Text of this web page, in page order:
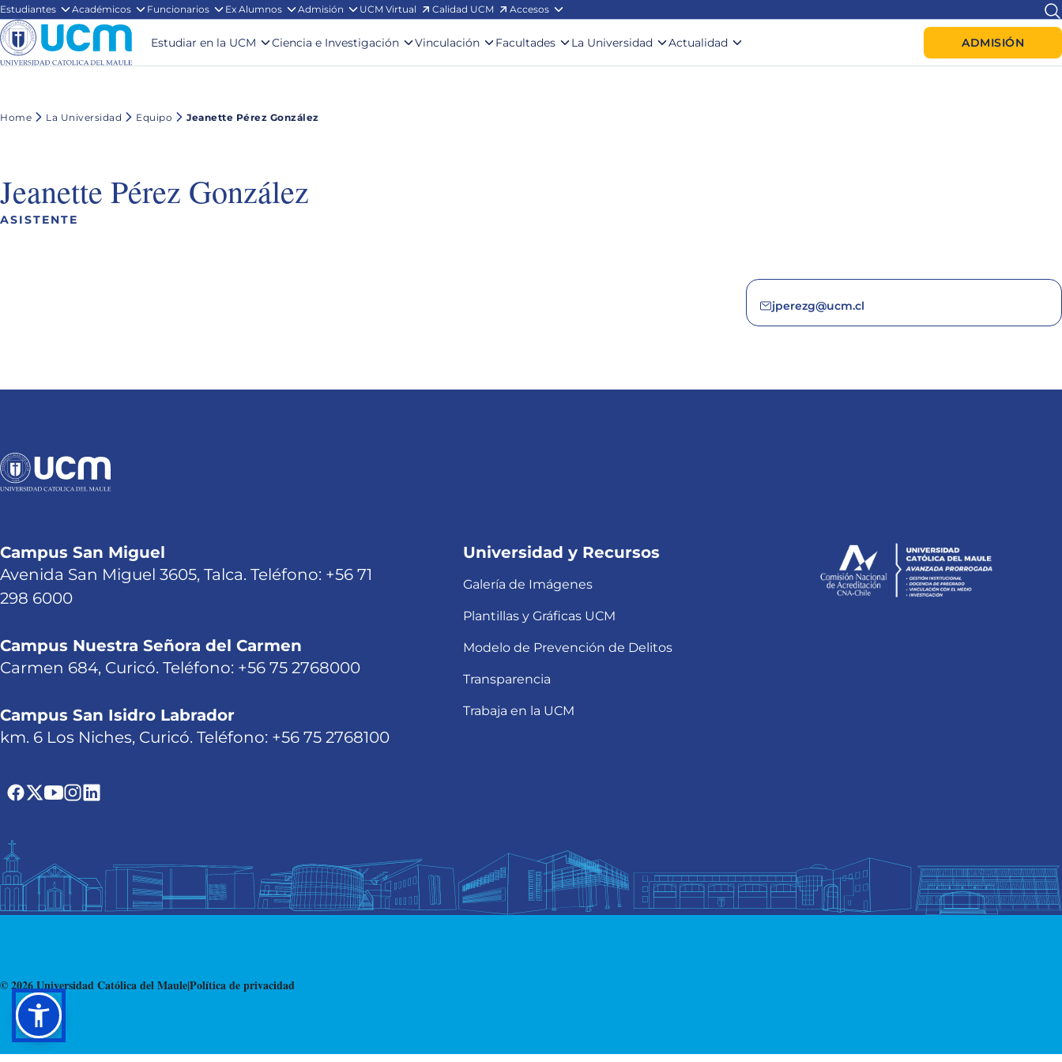
Estudiantes Académicos Funcionarios Ex Alumnos Admisión UCM Virtual Calidad UCM Accesos
Estudiar en la UCM Ciencia e Investigación Vinculación Facultades La Universidad Actualidad ADMISIÓN
Home La Universidad Equipo Jeanette Pérez González
Jeanette Pérez González
ASISTENTE
jperezg@ucm.cl
Campus San Miguel
Avenida San Miguel 3605, Talca. Teléfono: +56 71
298 6000
Campus Nuestra Señora del Carmen
Carmen 684, Curicó. Teléfono: +56 75 2768000
Campus San Isidro Labrador
km. 6 Los Niches, Curicó. Teléfono: +56 75 2768100
Universidad y Recursos
Galería de Imágenes
Plantillas y Gráficas UCM
Modelo de Prevención de Delitos
Transparencia
Trabaja en la UCM
© 2026 Universidad Católica del Maule|Política de privacidad